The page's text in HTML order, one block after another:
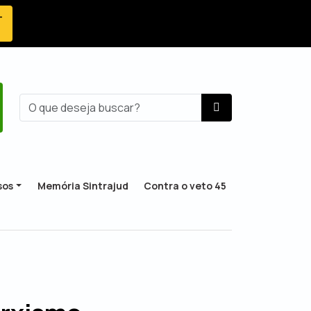
Memória Sintrajud
Contra o veto 45